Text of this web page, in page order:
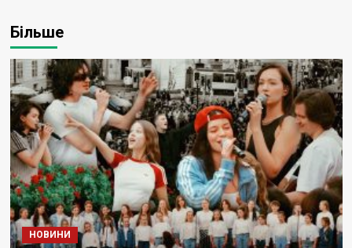
Більше
НОВИНИ